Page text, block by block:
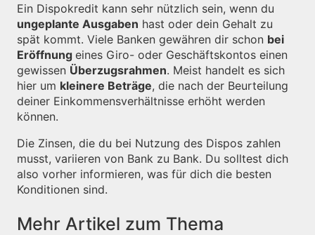
Ein Dispokredit kann sehr nützlich sein, wenn du
ungeplante Ausgaben hast oder dein Gehalt zu
spät kommt. Viele Banken gewähren dir schon bei
Eröffnung eines Giro- oder Geschäftskontos einen
gewissen Überzugsrahmen. Meist handelt es sich
hier um kleinere Beträge, die nach der Beurteilung
deiner Einkommensverhältnisse erhöht werden
können.
Die Zinsen, die du bei Nutzung des Dispos zahlen
musst, variieren von Bank zu Bank. Du solltest dich
also vorher informieren, was für dich die besten
Konditionen sind.
Mehr Artikel zum Thema